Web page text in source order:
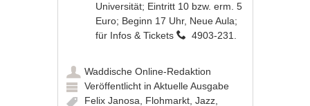
Universität; Eintritt 10 bzw. erm. 5
Euro; Beginn 17 Uhr, Neue Aula;
für Infos & Tickets
4903-231.
Waddische Online-Redaktion
Veröffentlicht inAktuelle Ausgabe
Felix Janosa
Flohmarkt ,Jazz